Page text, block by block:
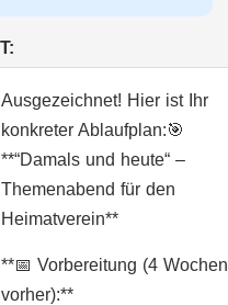
Ausgezeichnet! Hier ist Ihr
konkreter Ablaufplan:🎯
**“Damals und heute“ –
Themenabend für den
Heimatverein**
**📅 Vorbereitung (4 Wochen
vorher):**